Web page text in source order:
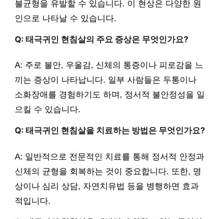
불균형을 유발할 수 있습니다. 이 현상은 다양한 원
인으로 나타날 수 있습니다.
Q: 태극귀인 현침살의 주요 증상은 무엇인가요?
A: 주로 불안, 우울감, 신체의 통증이나 피로감을 느
끼는 증상이 나타납니다. 일부 사람들은 두통이나
소화장애를 경험하기도 하며, 정서적 불안정성을 일
으킬 수 있습니다.
Q: 태극귀인 현침살을 치료하는 방법은 무엇인가요?
A: 일반적으로 전문적인 치료를 통해 정서적 안정과
신체의 균형을 회복하는 것이 중요합니다. 또한, 명
상이나 심리 상담, 자연치유법 등을 병행하면 효과
적입니다.